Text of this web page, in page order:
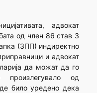
адвокат
од член 86 став 3
(ЗПП) индиректно
и адвокат
да можат да го
произлегувало од
било уредено дека